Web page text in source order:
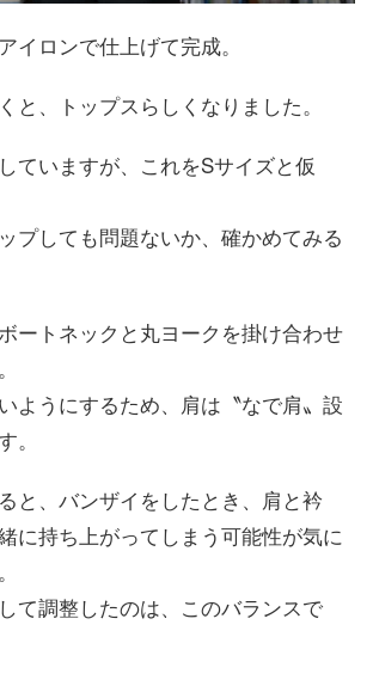
イロンで仕上げて完成。
と、トップスらしくなりました。
ていますが、これをSサイズと仮
プしても問題ないか、確かめてみる
ートネックと丸ヨークを掛け合わせ
ようにするため、肩は〝なで肩〟設
。
と、バンザイをしたとき、肩と衿
に持ち上がってしまう可能性が気に
て調整したのは、このバランスで